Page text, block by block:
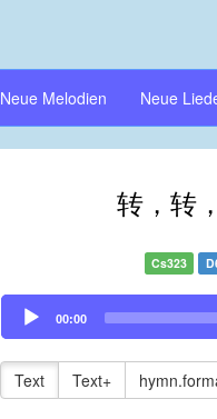
Neue Melodien Neue
转，转
Cs323
Audio
Player
00:00
Text Text+